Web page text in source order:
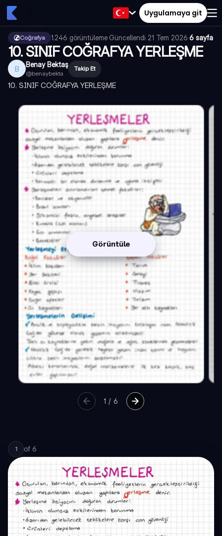
Uygulamaya git
Coğrafya 1.246 görüntüleme·Güncellendi 21 Tem 2026·6 sayfa
10. SINIF COĞRAFYA YERLEŞME
B Benay Bektaş
@benaybekta
Takip Et
10. SINIF COĞRAFYA YERLEŞME
Görüntüle
1 /6
1 of 6